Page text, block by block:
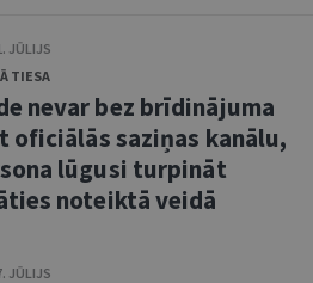
JŪLIJS
TIESA
nevar bez brīdinājuma
oficiālās saziņas kanālu,
lūgusi turpināt
noteiktā veidā
JŪLIJS